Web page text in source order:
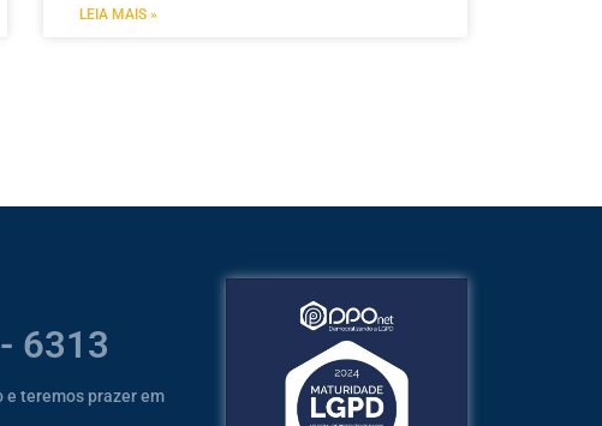
LEIA MAIS »
6313
e teremos prazer em